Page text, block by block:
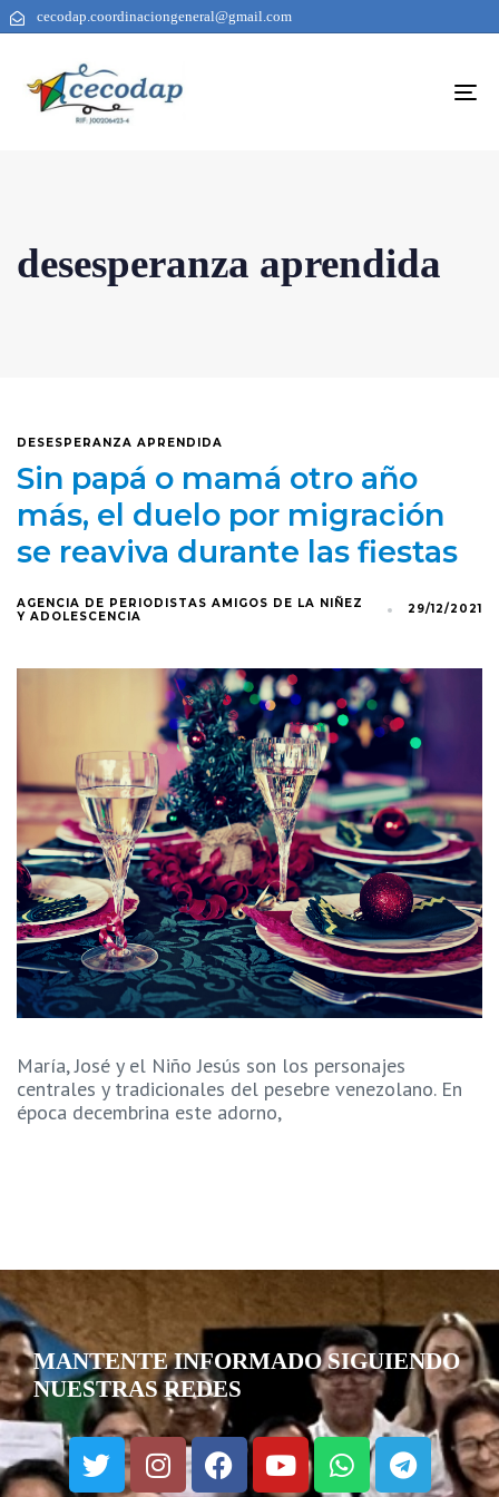
cecodap.coordinaciongeneral@gmail.com
desesperanza aprendida
DESESPERANZA APRENDIDA
Sin papá o mamá otro año
más, el duelo por migración
se reaviva durante las fiestas
AGENCIA DE PERIODISTAS AMIGOS DE LA NIÑEZ
Y ADOLESCENCIA
29/12/2021
María, José y el Niño Jesús son los personajes
centrales y tradicionales del pesebre venezolano. En
época decembrina este adorno,
MANTENTE INFORMADO SIGUIENDO
NUESTRAS REDES